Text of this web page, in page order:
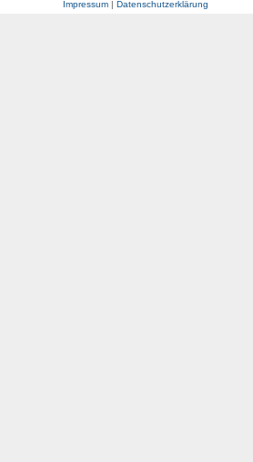
Impressum| Datenschutzerklärung